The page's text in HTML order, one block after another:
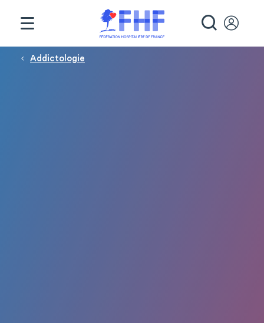
Fil d'Ariane
Addictologie
Panneau de gestion des cookies